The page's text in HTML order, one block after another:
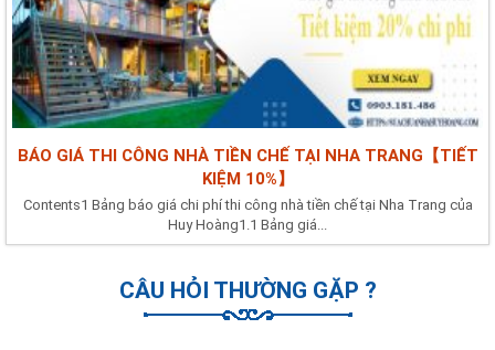
BÁO GIÁ THI CÔNG NHÀ TIỀN CHẾ TẠI NHA TRANG【TIẾT
KIỆM 10%】
Contents1 Bảng báo giá chi phí thi công nhà tiền chế tại Nha Trang của
Huy Hoàng1.1 Bảng giá...
CÂU HỎI THƯỜNG GẶP ?